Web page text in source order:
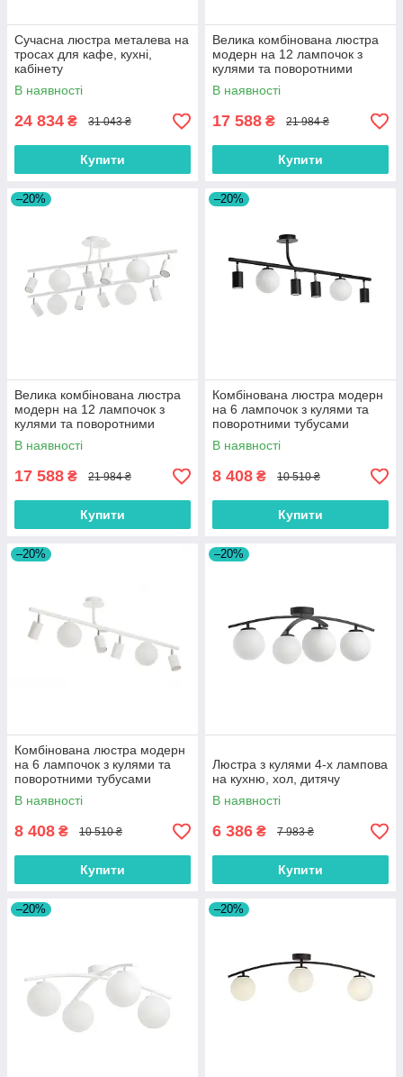
Сучасна люстра металева на
тросах для кафе, кухні,
кабінету
В наявності
24 834 ₴ 31 043 ₴
Купити
Велика комбінована люстра
модерн на 12 лампочок з
кулями та поворотними
тубусами
В наявності
17 588 ₴ 21 984 ₴
Купити
–20%
Велика комбінована люстра
модерн на 12 лампочок з
кулями та поворотними
тубусами
В наявності
17 588 ₴ 21 984 ₴
Купити
–20%
Комбінована люстра модерн
на 6 лампочок з кулями та
поворотними тубусами
В наявності
8 408 ₴ 10 510 ₴
Купити
–20%
Комбінована люстра модерн
на 6 лампочок з кулями та
поворотними тубусами
В наявності
8 408 ₴ 10 510 ₴
Купити
–20%
Люстра з кулями 4-х лампова
на кухню, хол, дитячу
В наявності
6 386 ₴ 7 983 ₴
Купити
–20% –20%